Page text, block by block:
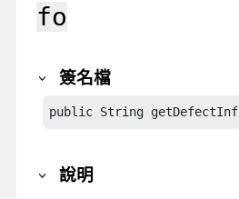
fo
簽名檔
public String
說明